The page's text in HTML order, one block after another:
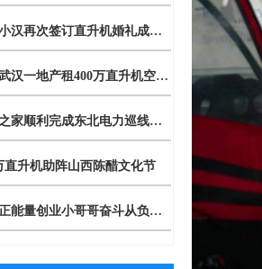
山东小汉再次签订直升机婚礼成为全国空中婚礼接亲最多企业之一
湖北武汉一地产租400万直升机空中看房
飞机之家顺利完成东北电力巡线近100小时作业
直升机助阵山西陈醋文化节
励志正能量创业小哥哥奋斗从负债170万到8架直升机